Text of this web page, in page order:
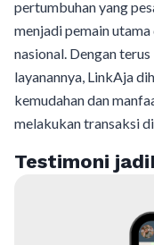
pertumbuhan yang
menjadi pemain
nasional. Dengan
layanannya, LinkAja
kemudahan dan
melakukan transaksi
Testimoni